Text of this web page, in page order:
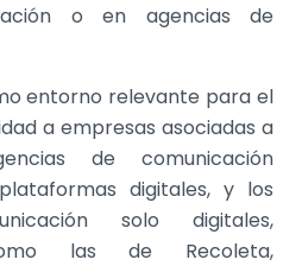
o en agencias de
entorno relevante para el
a empresas asociadas a
de comunicación
digitales, y los
solo digitales,
las de Recoleta,